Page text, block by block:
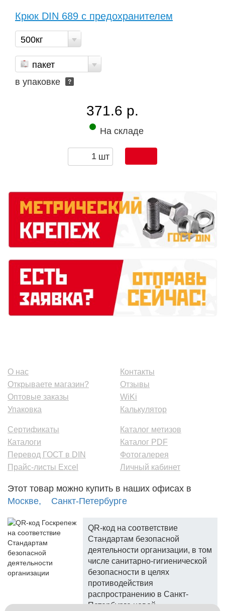
Крюк DIN 689 с предохранителем
500кг
пакет
в упаковке
?
371.6 р.
На складе
шт
О нас
Открываете магазин?
Оптовые заказы
Упаковка
Контакты
Отзывы
WiKi
Калькулятор
Сертификаты
Каталоги
Перевод ГОСТ в DIN
Прайс-листы Excel
Каталог метизов
Каталог PDF
Фотогалерея
Личный кабинет
Этот товар можно купить в наших офисах в
Москве,
Санкт-Петербурге
QR-код на соответствие
Стандартам безопасной
деятельности организации, в том
числе санитарно-гигиенической
безопасности в целях
противодействия
распространению в Санкт-
Петербурге новой